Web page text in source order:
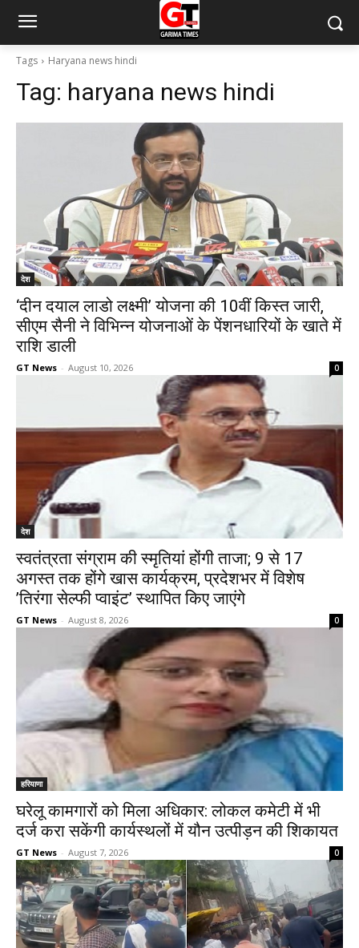
Tags Haryana news hindi
Tag: haryana news hindi
देश
‘दीन दयाल लाडो लक्ष्मी’ योजना की 10वीं किस्त जारी,
सीएम सैनी ने विभिन्न योजनाओं के पेंशनधारियों के खाते में
राशि डाली
GT News - August 10, 2026 0
देश
स्वतंत्रता संग्राम की स्मृतियां होंगी ताजा; 9 से 17
अगस्त तक होंगे खास कार्यक्रम, प्रदेशभर में विशेष
’तिरंगा सेल्फी प्वाइंट’ स्थापित किए जाएंगे
GT News - August 8, 2026 0
हरियाणा
घरेलू कामगारों को मिला अधिकार: लोकल कमेटी में भी
दर्ज करा सकेंगी कार्यस्थलों में यौन उत्पीड़न की शिकायत
GT News - August 7, 2026 0